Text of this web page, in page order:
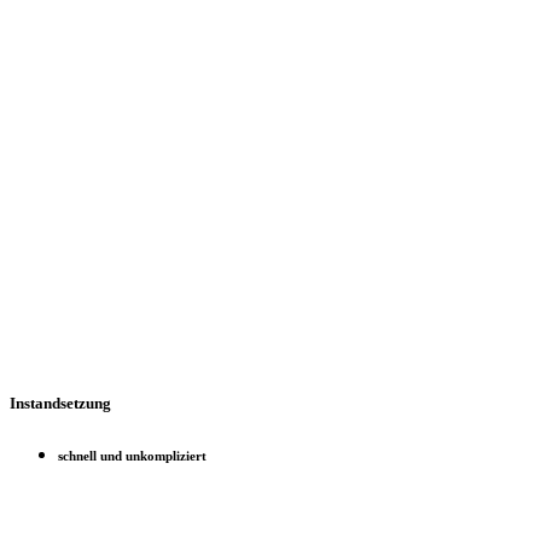
Instandsetzung
schnell und unkompliziert